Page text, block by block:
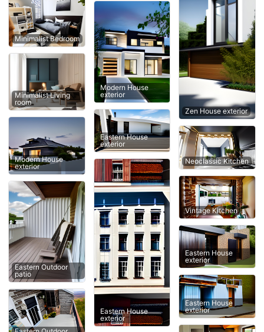
Minimalist Bedroom
Minimalist Living
room
Modern House
exterior
Eastern Outdoor
patio
Modern House
exterior
Eastern House
exterior
Eastern House
exterior
Zen House exterior
Neoclassic Kitchen
Vintage Kitchen
Eastern House
exterior
Eastern House
exterior